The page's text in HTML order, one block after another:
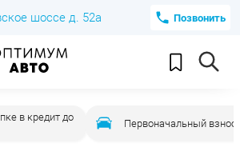
шоссе д. 52а Позвонить
в кредит до
Первоначальный взнос